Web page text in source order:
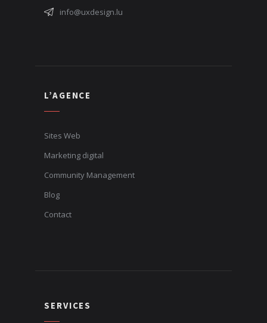
info@uxdesign.lu
L’AGENCE
Sites Web
Marketing digital
Community Management
Blog
Contact
SERVICES